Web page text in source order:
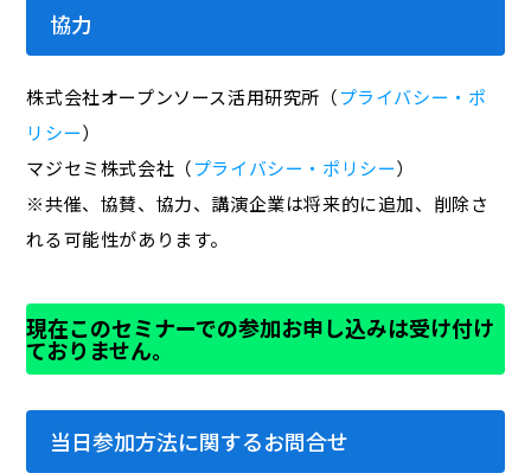
協力
株式会社オープンソース活用研究所（プライバシー・ポ
リシー）
マジセミ株式会社（プライバシー・ポリシー）
※共催、協賛、協力、講演企業は将来的に追加、削除さ
れる可能性があります。
現在このセミナーでの参加お申し込みは受け付け
ておりません。
当日参加方法に関するお問合せ